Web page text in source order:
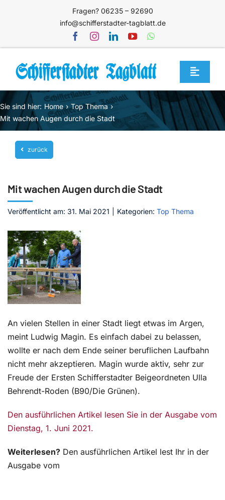
Fragen? 06235 – 92690
info@schifferstadter-tagblatt.de
Toggle
Home
Themen
Blog
Unternehmen
Mediathek
Kontakt
Sie sind hier: Home
Top Thema
Mit wachen Augen durch die Stadt
zurück
Mit wachen Augen durch die Stadt
Veröffentlicht am: 31. Mai 2021 Kategorien: Top Thema
An vielen Stellen in einer Stadt liegt etwas im Argen,
meint Ludwig Magin. Es einfach dabei zu belassen,
wollte er nach dem Ende seiner beruflichen Laufbahn
nicht mehr akzeptieren. Magin wurde aktiv, sehr zur
Freude der Ersten Schifferstadter Beigeordneten Ulla
Behrendt-Roden (B90/Die Grünen).
Den ausführlichen Artikel lesen Sie in der Ausgabe vom
Dienstag, 1. Juni 2021.
Weiterlesen? Den ausführlichen Artikel lest Ihr in der
Ausgabe vom